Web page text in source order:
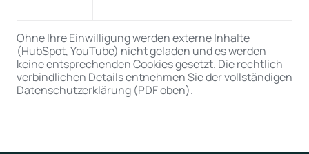
Ohne Ihre Einwilligung werden externe Inhalte
(HubSpot, YouTube) nicht geladen und es werden
keine entsprechenden Cookies gesetzt. Die rechtlich
verbindlichen Details entnehmen Sie der vollständigen
Datenschutzerklärung (PDF oben).